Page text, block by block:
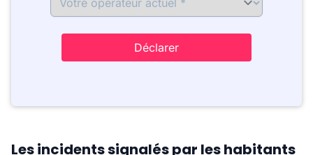
Déclarer
Les incidents signalés par les habitants